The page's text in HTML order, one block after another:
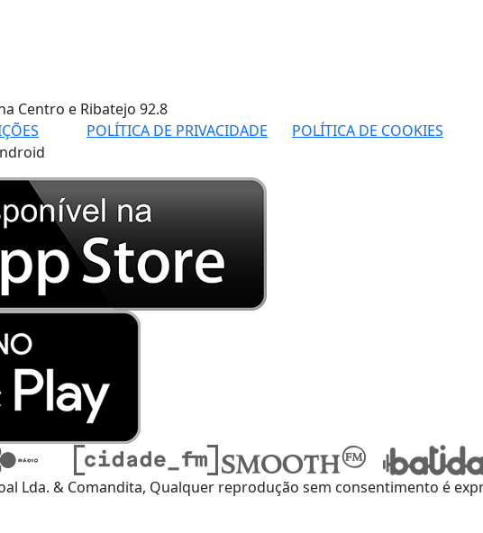
Centro e Ribatejo 92.8
POLÍTICA DE PRIVACIDADE POLÍTICA DE COOKIES
Lda. & Comandita, Qualquer reprodução sem consentimento é